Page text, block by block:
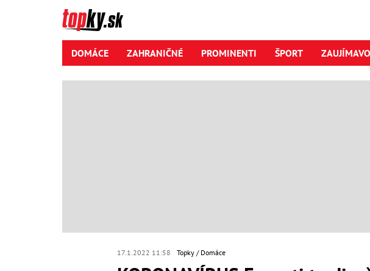
DOMÁCE ZAHRANIČNÉ PROMINENTI ŠPORT
17.1.2022 11:58 Topky Domáce